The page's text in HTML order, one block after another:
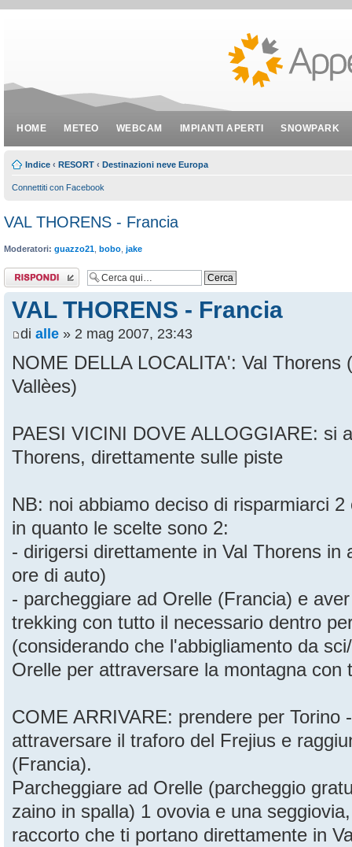
HOME METEO WEBCAM IMPIANTI APERTI SNOWPARK
Indice ‹ RESORT ‹ Destinazioni neve Europa
Connettiti con Facebook
VAL THORENS - Francia
Moderatori: guazzo21 bobo jake
Rispondi al
messaggio
VAL THORENS - Francia
di alle » 2 mag 2007, 23:43
NOME DELLA LOCALITA': Val Thorens
Vallèes)
PAESI VICINI DOVE ALLOGGIARE: si
Thorens, direttamente sulle piste
NB: noi abbiamo deciso di risparmiarci
in quanto le scelte sono 2:
- dirigersi direttamente in Val Thorens in
ore di auto)
- parcheggiare ad Orelle (Francia) e
trekking con tutto il necessario dentro
(considerando che l'abbigliamento da
Orelle per attraversare la montagna con
COME ARRIVARE: prendere per Torino
attraversare il traforo del Frejius e
(Francia).
Parcheggiare ad Orelle (parcheggio
zaino in spalla) 1 ovovia e una
raccorto che ti portano direttamente in